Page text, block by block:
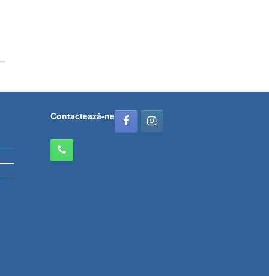
Contactează-ne